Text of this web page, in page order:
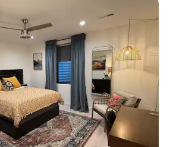
s oznakom „Odabrali gosti”